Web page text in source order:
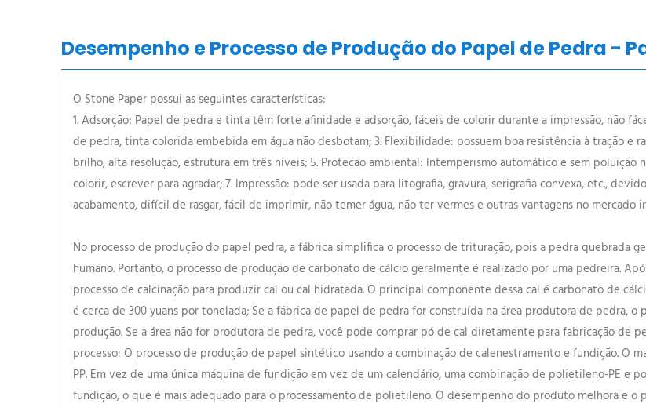
Desempenho e Processo de Produção do Papel de Pedra -
O Stone Paper possui as seguintes características:
1. Adsorção: Papel de pedra e tinta têm forte afinidade e adsorção, fáceis de colorir durante a impressão, não
de pedra, tinta colorida embebida em água não desbotam; 3. Flexibilidade: possuem boa resistência à tração e
brilho, alta resolução, estrutura em três níveis; 5. Proteção ambiental: Intemperismo automático e sem
colorir, escrever para agradar; 7. Impressão: pode ser usada para litografia, gravura, serigrafia convexa, etc.,
acabamento, difícil de rasgar, fácil de imprimir, não temer água, não ter vermes e outras vantagens no
No processo de produção do papel pedra, a fábrica simplifica o processo de trituração, pois a pedra quebrada
humano. Portanto, o processo de produção de carbonato de cálcio geralmente é realizado por uma pedreira.
processo de calcinação para produzir cal ou cal hidratada. O principal componente dessa cal é carbonato de
é cerca de 300 yuans por tonelada; Se a fábrica de papel de pedra for construída na área produtora de pedra,
produção. Se a área não for produtora de pedra, você pode comprar pó de cal diretamente para fabricação de
processo: O processo de produção de papel sintético usando a combinação de calenestramento e fundição.
PP. Em vez de uma única máquina de fundição em vez de um calendário, uma combinação de polietileno-PE e
fundição, o que é mais adequado para o processamento de polietileno. O desempenho do produto melhora e o